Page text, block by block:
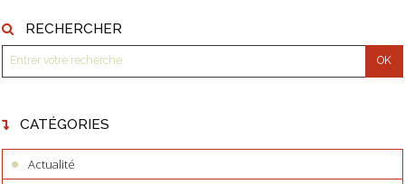
RECHERCHER
CATÉGORIES
Actualité